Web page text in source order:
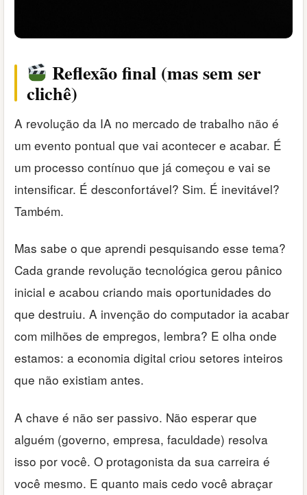
Reflexão final (mas sem ser
clichê)
A revolução da IA no mercado de trabalho não é
um evento pontual que vai acontecer e acabar. É
um processo contínuo que já começou e vai se
intensificar. É desconfortável? Sim. É inevitável?
Também.
Mas sabe o que aprendi pesquisando esse tema?
Cada grande revolução tecnológica gerou pânico
inicial e acabou criando mais oportunidades do
que destruiu. A invenção do computador ia acabar
com milhões de empregos, lembra? E olha onde
estamos: a economia digital criou setores inteiros
que não existiam antes.
A chave é não ser passivo. Não esperar que
alguém (governo, empresa, faculdade) resolva
isso por você. O protagonista da sua carreira é
você mesmo. E quanto mais cedo você abraçar